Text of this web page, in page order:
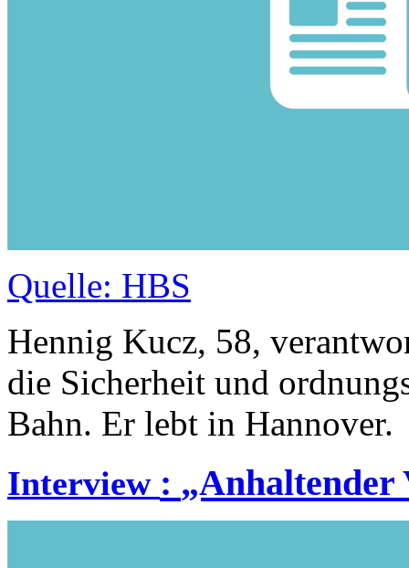
Quelle: HBS
Hennig Kucz, 58,
die Sicherheit und
Bahn. Er lebt in Hannover.
Interview : „Anhaltender